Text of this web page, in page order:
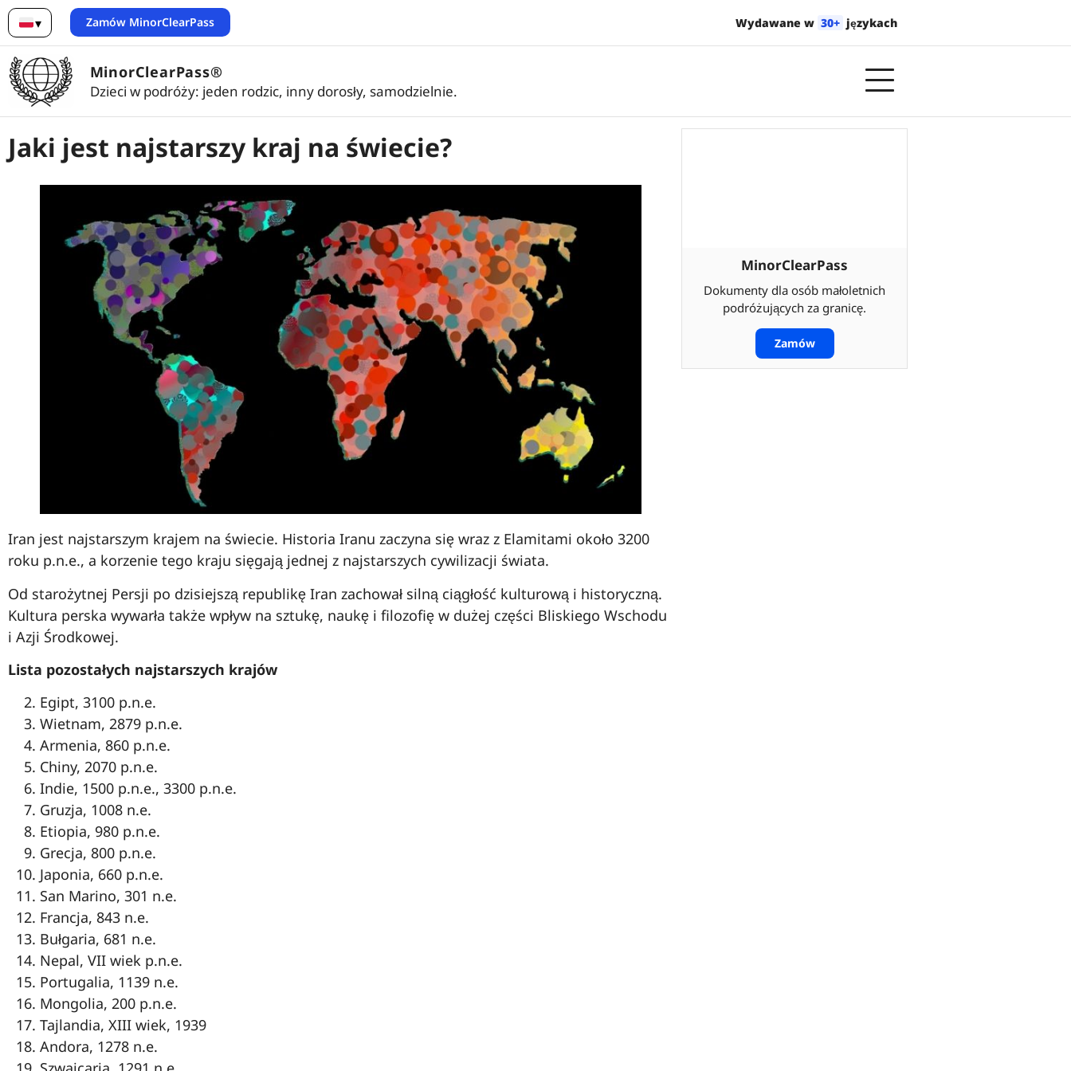
▾
Polski
Zamów MinorClearPass Wydawane w 30+ językach
MinorClearPass®
Dzieci w podróży: jeden rodzic, inny dorosły, samodzielnie.
Jaki jest najstarszy kraj na świecie?
Iran jest najstarszym krajem na świecie. Historia Iranu zaczyna się wraz z Elamitami około 3200
roku p.n.e., a korzenie tego kraju sięgają jednej z najstarszych cywilizacji świata.
Od starożytnej Persji po dzisiejszą republikę Iran zachował silną ciągłość kulturową i historyczną.
Kultura perska wywarła także wpływ na sztukę, naukę i filozofię w dużej części Bliskiego Wschodu
i Azji Środkowej.
Lista pozostałych najstarszych krajów
Egipt, 3100 p.n.e.
Wietnam, 2879 p.n.e.
Armenia, 860 p.n.e.
Chiny, 2070 p.n.e.
Indie, 1500 p.n.e., 3300 p.n.e.
Gruzja, 1008 n.e.
Etiopia, 980 p.n.e.
Grecja, 800 p.n.e.
Japonia, 660 p.n.e.
San Marino, 301 n.e.
Francja, 843 n.e.
Bułgaria, 681 n.e.
Nepal, VII wiek p.n.e.
Portugalia, 1139 n.e.
Mongolia, 200 p.n.e.
Tajlandia, XIII wiek, 1939
Andora, 1278 n.e.
MinorClearPass
Dokumenty dla osób małoletnich
podróżujących za granicę.
Zamów